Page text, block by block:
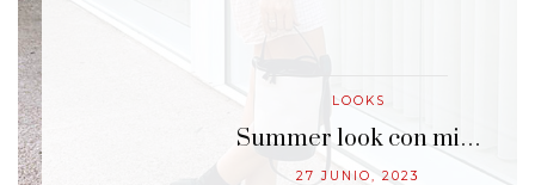
LOOKS
Summer look con mi…
27 JUNIO, 2023